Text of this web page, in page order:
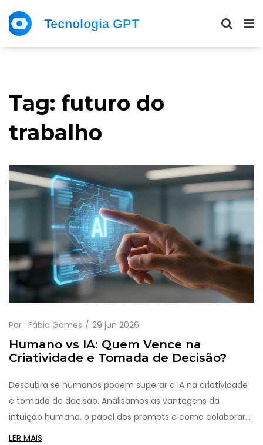
Tag: futuro do
trabalho
Por : Fábio Gomes 29 jun 2026
Humano vs IA: Quem Vence na
Criatividade e Tomada de Decisão?
Descubra se humanos podem superar a IA na criatividade
e tomada de decisão. Analisamos as vantagens da
intuição humana, o papel dos prompts e como colaborar
com a tecnologia.
LER MAIS